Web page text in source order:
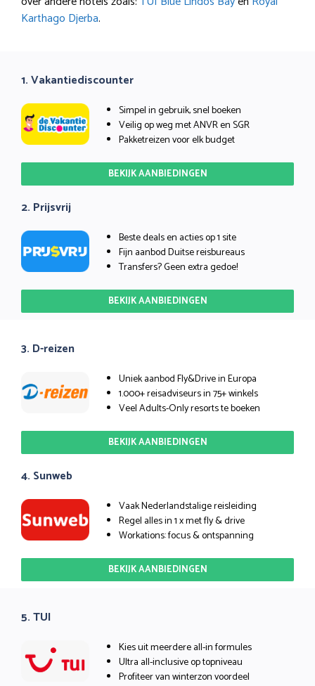
Karthago Djerba.
1. Vakantiediscounter
Simpel in gebruik, snel boeken
Veilig op weg met ANVR en SGR
Pakketreizen voor elk budget
BEKIJK AANBIEDINGEN
2. Prijsvrij
Beste deals en acties op 1 site
Fijn aanbod Duitse reisbureaus
Transfers? Geen extra gedoe!
BEKIJK AANBIEDINGEN
3. D-reizen
Uniek aanbod Fly&Drive in Europa
1.000+ reisadviseurs in 75+ winkels
Veel Adults-Only resorts te boeken
BEKIJK AANBIEDINGEN
4. Sunweb
Vaak Nederlandstalige reisleiding
Regel alles in 1 x met fly & drive
Workations: focus & ontspanning
BEKIJK AANBIEDINGEN
5. TUI
Kies uit meerdere all-in formules
Ultra all-inclusive op topniveau
Profiteer van winterzon voordeel